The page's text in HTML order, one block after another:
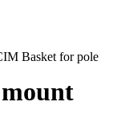
Basket for pole